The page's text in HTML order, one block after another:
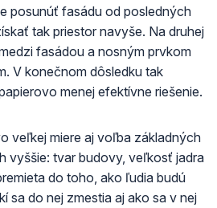
posunúť fasádu od posledných
tak priestor navyše. Na druhej
fasádou a nosným prvkom
V konečnom dôsledku tak
menej efektívne riešenie.
veľkej miere aj voľba základných
vyššie: tvar budovy, veľkosť jadra
do toho, ako ľudia budú
sa do nej zmestia aj ako sa v nej